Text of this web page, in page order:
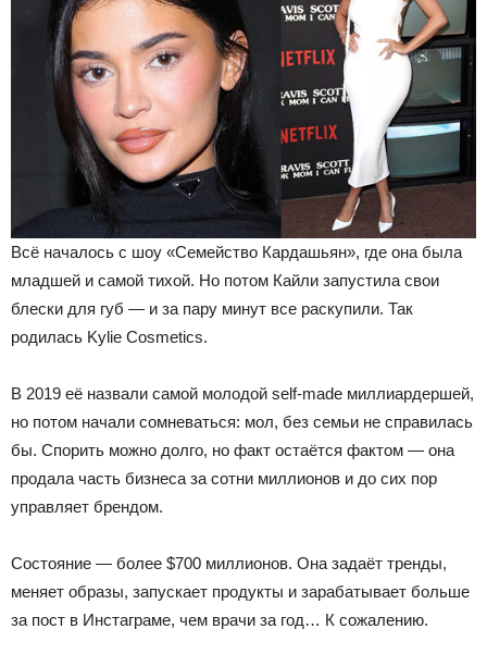
Всё началось с шоу «Семейство Кардашьян», где она была
младшей и самой тихой. Но потом Кайли запустила свои
блески для губ — и за пару минут все раскупили. Так
родилась Kylie Cosmetics.
В 2019 её назвали самой молодой self-made миллиардершей,
но потом начали сомневаться: мол, без семьи не справилась
бы. Спорить можно долго, но факт остаётся фактом — она
продала часть бизнеса за сотни миллионов и до сих пор
управляет брендом.
Состояние — более $700 миллионов. Она задаёт тренды,
меняет образы, запускает продукты и зарабатывает больше
за пост в Инстаграме, чем врачи за год… К сожалению.